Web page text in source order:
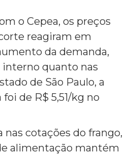
o Cepea, os preços
reagiram em
da demanda,
quanto nas
de São Paulo, a
de R$ 5,51/kg no
nas cotações do frango,
alimentação mantém